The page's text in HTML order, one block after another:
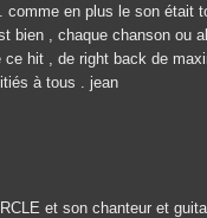
en plus le son était
bien , chaque chanson ou
hit , de right back de
à tous . jean
et son chanteur et